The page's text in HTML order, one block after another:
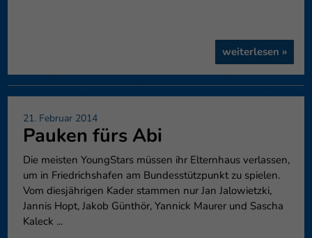
weiterlesen »
21. Februar 2014
Pauken fürs Abi
Die meisten YoungStars müssen ihr Elternhaus verlassen,
um in Friedrichshafen am Bundesstützpunkt zu spielen.
Vom diesjährigen Kader stammen nur Jan Jalowietzki,
Jannis Hopt, Jakob Günthör, Yannick Maurer und Sascha
Kaleck ...